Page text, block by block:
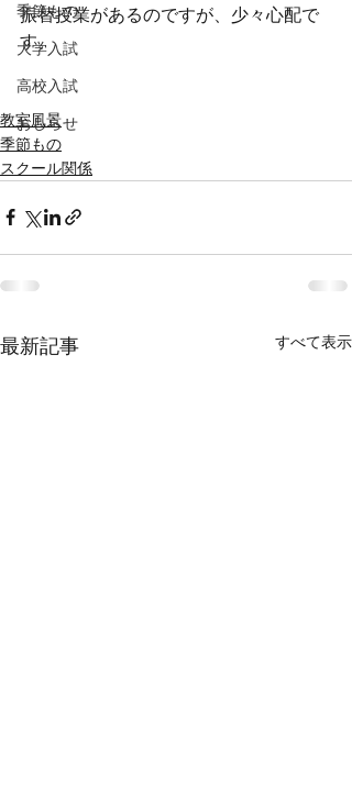
季節もの
大学入試
高校入試
おしらせ
振替授業があるのですが、少々心配で
す。
教室風景
季節もの
スクール関係
最新記事 すべて表示